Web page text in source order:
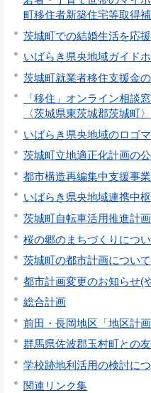
町移住者新築住宅等取得補
茨城町での結婚生活を応援
いばらき県央地域ガイド
茨城町就業者移住支援金
「移住」オンライン相談
〈茨城県東茨城郡茨城町〉
いばらき県央地域のロゴ
茨城町立地適正化計画の
都市構造再編集中支援事
いばらき県央地域連携中
茨城町自転車活用推進計
桜の郷のまちづくりにつ
茨城町の都市計画について
都市計画変更のお知らせ(
総合計画
前田・長岡地区「地区計
群馬県佐波郡玉村町との
学校跡地利活用の検討に
関連リンク集